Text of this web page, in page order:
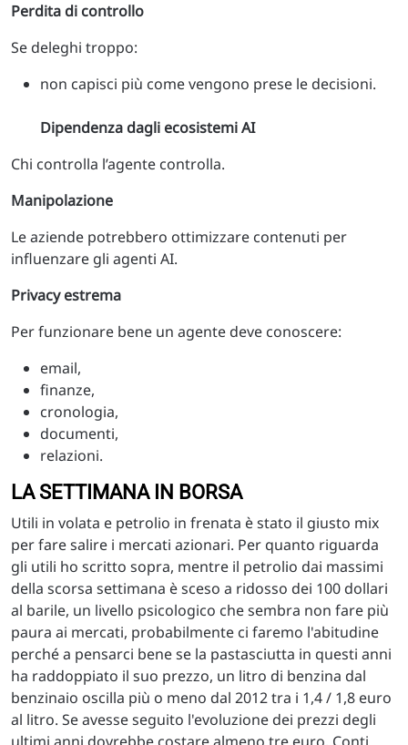
Perdita di controllo
Se deleghi troppo:
non capisci più come vengono prese le decisioni.
Dipendenza dagli ecosistemi AI
Chi controlla l’agente controlla.
Manipolazione
Le aziende potrebbero ottimizzare contenuti per
influenzare gli agenti AI.
Privacy estrema
Per funzionare bene un agente deve conoscere:
email,
finanze,
cronologia,
documenti,
relazioni.
LA SETTIMANA IN BORSA
Utili in volata e petrolio in frenata è stato il giusto mix
per fare salire i mercati azionari. Per quanto riguarda
gli utili ho scritto sopra, mentre il petrolio dai massimi
della scorsa settimana è sceso a ridosso dei 100 dollari
al barile, un livello psicologico che sembra non fare più
paura ai mercati, probabilmente ci faremo l'abitudine
perché a pensarci bene se la pastasciutta in questi anni
ha raddoppiato il suo prezzo, un litro di benzina dal
benzinaio oscilla più o meno dal 2012 tra i 1,4 / 1,8 euro
al litro. Se avesse seguito l'evoluzione dei prezzi degli